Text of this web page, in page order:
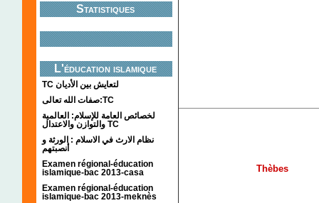
Statistiques
L'éducation islamique
TC لتعايش بين الأديان
صفات الله تعالى:TC
لخصائص العامة للإسلام: العالمية
والتوازن والاعتدال TC
نظام الارث في الاسلام : الورثة و
أنصبتهم
Examen régional-éducation
islamique-bac 2013-casa
Examen régional-éducation
islamique-bac 2013-meknès
Thèbes